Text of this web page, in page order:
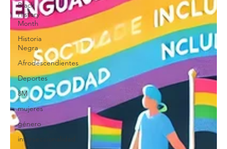
Black
History
Month
Historia
Negra
Afrodescendientes
Deportes
8M
mujeres
género
interseccionalidad